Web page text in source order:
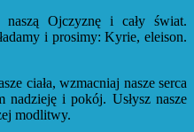
Ojczyznę i cały świat.
i prosimy: Kyrie, eleison.
ciała, wzmacniaj nasze serca
nadzieję i pokój. Usłysz nasze
modlitwy.